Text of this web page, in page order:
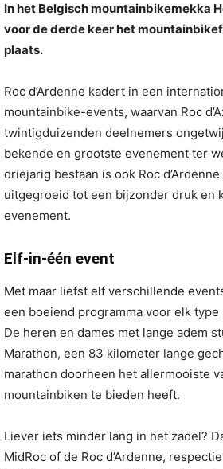
In het Belgisch mountainbikemekka
voor de derde keer het
plaats.
Roc d’Ardenne kadert in een
mountainbike-events, waarvan Roc
twintigduizenden deelnemers
bekende en grootste evenement ter
driejarig bestaan is ook Roc
uitgegroeid tot een bijzonder druk en
evenement.
Elf-in-één event
Met maar liefst elf verschillende
een boeiend programma voor elk
De heren en dames met lange adem
Marathon, een 83 kilometer lange
marathon doorheen het allermooiste
mountainbiken te bieden heeft.
Liever iets minder lang in het zadel?
MidRoc of de Roc d’Ardenne,